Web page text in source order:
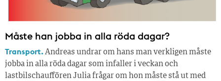
Måste han jobba in alla röda dagar?
Transport.Andreas undrar om hans man verkligen måste
jobba in alla röda dagar som infaller i veckan och
lastbilschauffören Julia frågar om hon måste stå ut med